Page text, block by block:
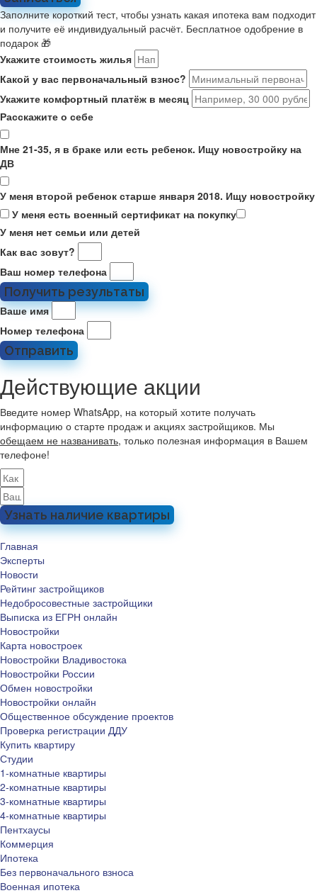
Заполните короткий тест, чтобы узнать какая ипотека вам подходит
и получите её индивидуальный расчёт. Бесплатное одобрение в
подарок 🎁
Укажите стоимость жилья
Какой у вас первоначальный взнос?
Укажите комфортный платёж в месяц
Расскажите о себе
Мне 21-35, я в браке или есть ребенок. Ищу новостройку на
ДВ
У меня второй ребенок старше января 2018. Ищу новостройку
У меня есть военный сертификат на покупку
У меня нет семьи или детей
Как вас зовут?
Ваш номер телефона
Получить результаты
Ваше имя
Номер телефона
Отправить
Действующие акции
Введите номер WhatsApp, на который хотите получать
информацию о старте продаж и акциях застройщиков. Мы
обещаем не названивать, только полезная информация в Вашем
телефоне!
Узнать наличие квартиры
Главная
Эксперты
Новости
Рейтинг застройщиков
Недобросовестные застройщики
Выписка из ЕГРН онлайн
Новостройки
Карта новостроек
Новостройки Владивостока
Новостройки России
Обмен новостройки
Новостройки онлайн
Общественное обсуждение проектов
Проверка регистрации ДДУ
Купить квартиру
Студии
1-комнатные квартиры
2-комнатные квартиры
3-комнатные квартиры
4-комнатные квартиры
Пентхаусы
Коммерция
Ипотека
Без первоначального взноса
Военная ипотека